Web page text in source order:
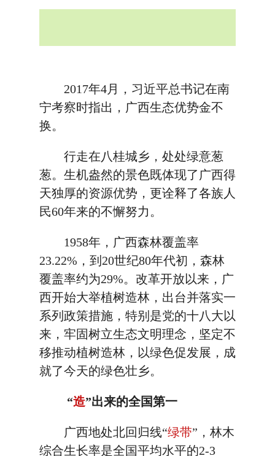
2017年4月，习近平总书记在南
宁考察时指出，广西生态优势金不
换。
行走在八桂城乡，处处绿意葱
葱。生机盎然的景色既体现了广西得
天独厚的资源优势，更诠释了各族人
民60年来的不懈努力。
1958年，广西森林覆盖率
23.22%，到20世纪80年代初，森林
覆盖率约为29%。改革开放以来，广
西开始大举植树造林，出台并落实一
系列政策措施，特别是党的十八大以
来，牢固树立生态文明理念，坚定不
移推动植树造林，以绿色促发展，成
就了今天的绿色壮乡。
“造”出来的全国第一
广西地处北回归线“绿带”，林木
综合生长率是全国平均水平的2-3